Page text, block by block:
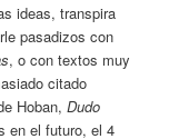
ideas, transpira
pasadizos con
, o con textos muy
citado
Hoban,Dudo
en el futuro, el 4